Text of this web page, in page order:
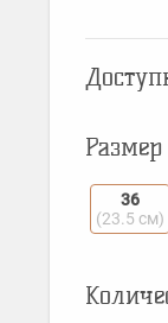
36
(23.5 см)